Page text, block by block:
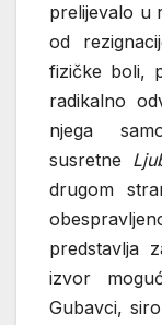
prelijevalo u
od
fizičke boli,
radikalno
njega
susretne
drugom
predstavlja
izvor
Gubavci,